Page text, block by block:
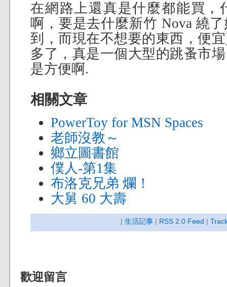
在網路上還真是什麼都能買，
啊，要是去什麼新竹 Nova 繞
到，而現在不想要的東西，便
多了，真是一個大型的跳蚤市
是方便啊.
相關文章
PowerToy for MSN Spaces
老師沒教～
鄉立圖書館
僕人-第1集
布洛克兄弟 爛！
大舅 60 大壽
| 生活記事 | RSS 2.0 Feed |
歡迎留言